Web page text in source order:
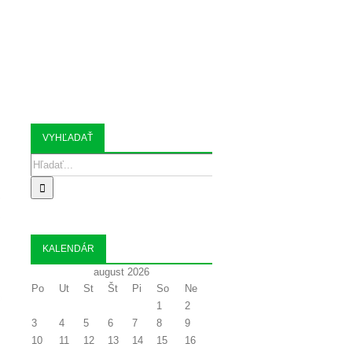
VYHĽADAŤ
Search
for:
KALENDÁR
august 2026
Po
Ut St Št Pi So
Ne
1
2
3
4 5 6 7 8
9
10
11 12 13 14 15
16